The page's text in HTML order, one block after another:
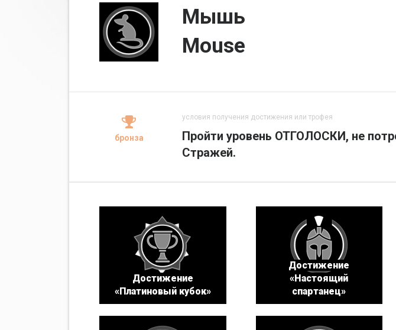
Мышь
Mouse
бронза
условия получения достижения или трофея
Пройти уровень ОТГОЛОСКИ, не
Стражей.
Достижение
«Платиновый кубок»
Достижение
«Настоящий
спартанец»